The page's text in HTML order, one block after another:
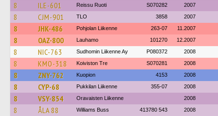
8 ILE-601 Reissu Ruoti S070282 2007
8 CJM-901 TLO 3858 2007
8 JHK-486 Pohjolan Liikenne 263-07 11.2007
8 OAZ-800 Lauhamo 101270 12.2007
8 NIC-763 Sudhomin Liikenne Ay P080372 2008
8 KMO-318 Koiviston Tre S070281 2008
8 ZNY-762 Kuopion 4153 2008
8 CYP-68 Pukkilan Liikenne 355-07 2008
8 VSY-854 Oravaisten Liikenne 2008
8 ÅLA 88 Williams Buss 413780 543 2008